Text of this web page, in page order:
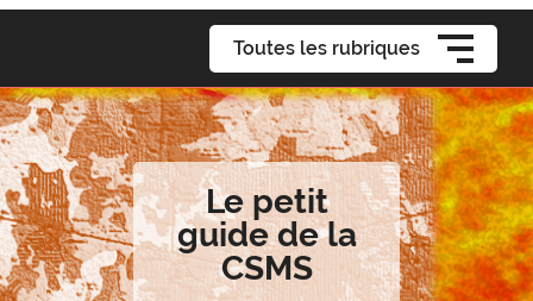
Toutes les rubriques
Le petit
guide de la
CSMS